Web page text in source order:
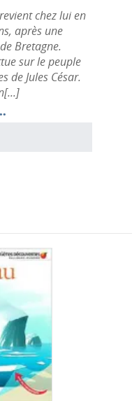
chez lui en
après une
Bretagne.
sur le peuple
de Jules César.